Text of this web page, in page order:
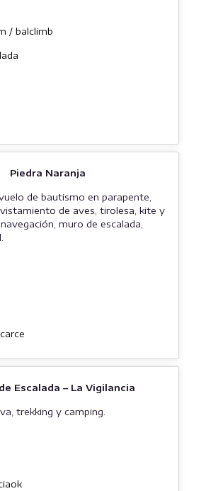
/ balclimb
Piedra Naranja
de bautismo en parapente,
de aves, tirolesa, kite y
muro de escalada,
Escalada – La Vigilancia
trekking y camping.